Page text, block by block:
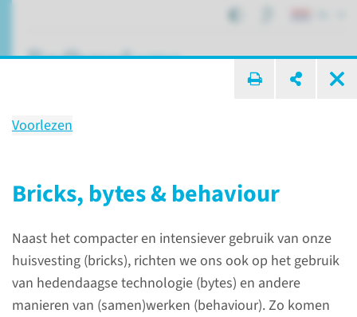
Voorlezen
Bricks, bytes & behaviour
Naast het compacter en intensiever gebruik van onze
huisvesting (bricks), richten we ons ook op het gebruik
van hedendaagse technologie (bytes) en andere
manieren van (samen)werken (behaviour). Zo komen
Over het Radboudumc
Onze impact in 2019
Onze impact voor collega's